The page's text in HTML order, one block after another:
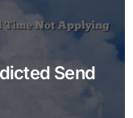
Send